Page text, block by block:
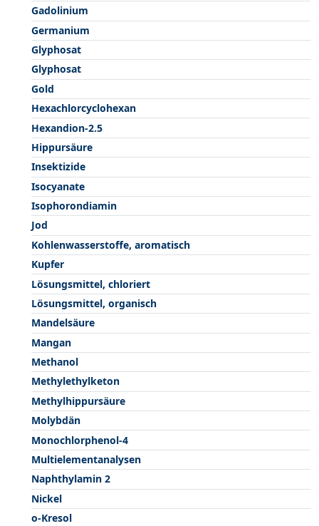
Gadolinium
Germanium
Glyphosat
Glyphosat
Gold
Hexachlorcyclohexan
Hexandion-2.5
Hippursäure
Insektizide
Isocyanate
Isophorondiamin
Jod
Kohlenwasserstoffe, aromatisch
Kupfer
Lösungsmittel, chloriert
Lösungsmittel, organisch
Mandelsäure
Mangan
Methanol
Methylethylketon
Methylhippursäure
Molybdän
Monochlorphenol-4
Multielementanalysen
Naphthylamin 2
Nickel
o-Kresol